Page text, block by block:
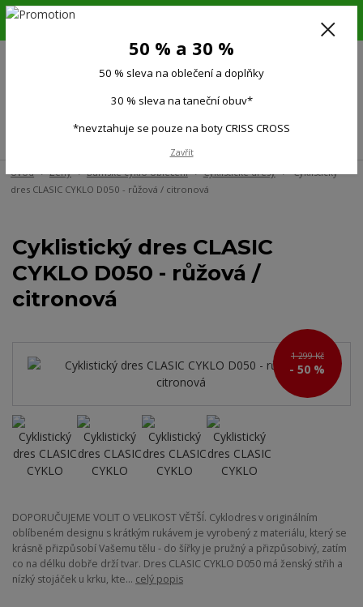
6.-16.8.26. DOVOLENÁ !!! 50 % SLEVA na všechno oblečení a doplňky !!!
(Po-Pá 9:00-15.00)
Úvod Ženy Dámské cyklo oblečení Cyklistické dresy
Cyklistický
dres CLASIC CYKLO D050 - růžová / citronová
Cyklistický dres CLASIC
CYKLO D050 - růžová /
citronová
1 299 Kč
- 50 %
DOPORUČUJEME VOLIT O VELIKOST VĚTŠÍ. Cyklodres v originálním
oblíbeném designu s krátkým rukávem je vyrobený z materiálu, který se
krásně přizpůsobí Vašemu tělu - do šířky je pružný a přizpůsobivý, zatím
co na délku dobře drží tvar. Dres CLASIC CYKLO D050 má ženský střih a
nízký stojáček u krku, kte... celý popis
50 % a 30 %
50 % sleva na oblečení a doplňky
30 % sleva na taneční obuv*
*nevztahuje se pouze na boty CRISS CROSS
Zavřít